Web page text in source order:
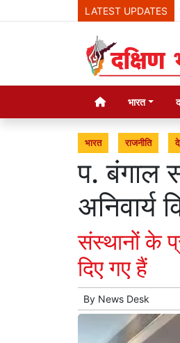
LATEST UPDATES
जब बदलाव
भारत
भारत राजनीति
प. बंगाल
अनिवार्य
संस्थानों के
दिए गए हैं
By News Desk